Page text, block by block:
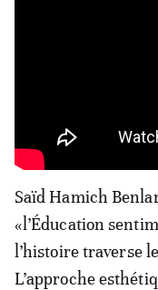
Saïd Hamich
«l’Éducation
l’histoire traverse
L’approche